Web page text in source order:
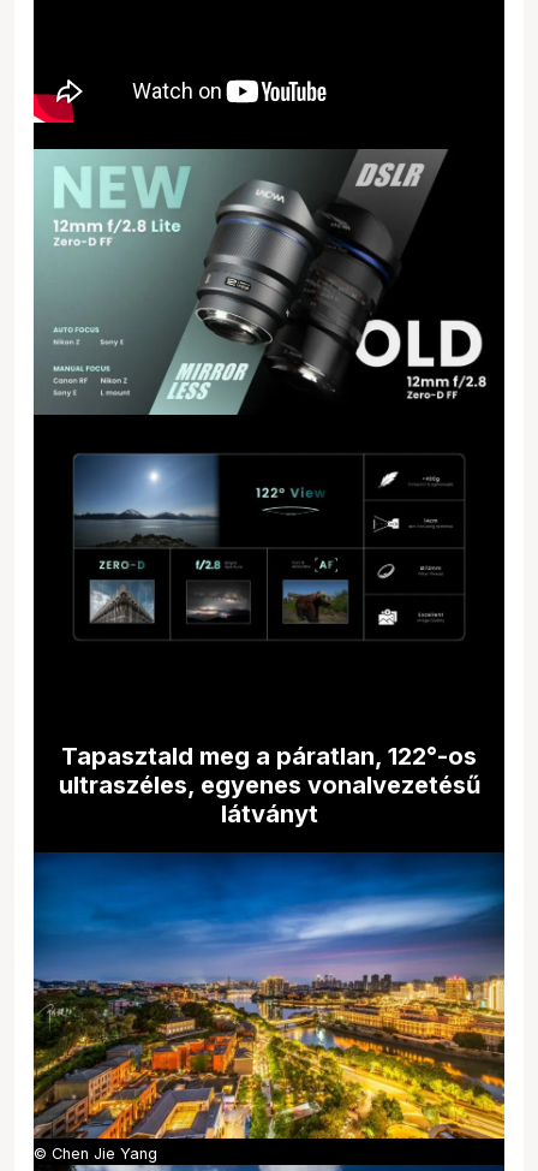
Tapasztald meg a páratlan, 122°-os
ultraszéles, egyenes vonalvezetésű
látványt
© Chen Jie Yang